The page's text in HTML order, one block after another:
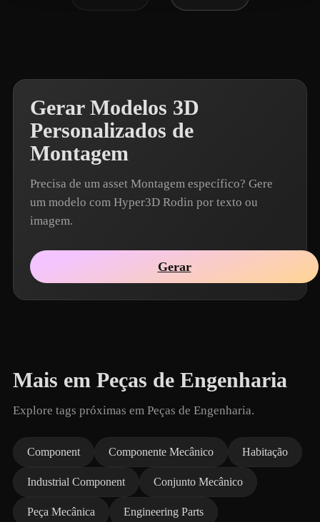
Gerar Modelos 3D
Personalizados de
Montagem
Precisa de um asset Montagem específico? Gere
um modelo com Hyper3D Rodin por texto ou
imagem.
Gerar
Mais em Peças de Engenharia
Explore tags próximas em Peças de Engenharia.
Component Componente Mecânico Habitação
Industrial Component Conjunto Mecânico
Peça Mecânica Engineering Parts